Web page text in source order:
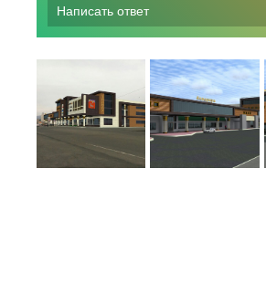
Написать ответ